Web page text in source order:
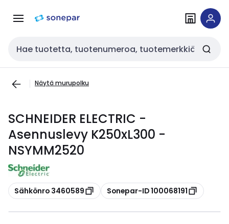
navigointiinsisältöön
Haku
Näytä murupolku
SCHNEIDER ELECTRIC -
Asennuslevy K250xL300 -
NSYMM2520
Kopioi
Sähkönro 3460589 Kopioi
Sonepar-ID 100068191